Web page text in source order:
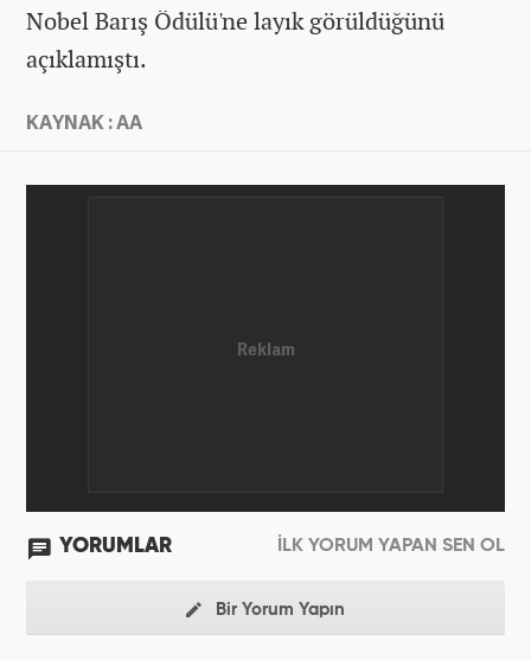
Nobel Barış Ödülü'ne layık görüldüğünü
açıklamıştı.
KAYNAK : AA
YORUMLAR İLK YORUM YAPAN SEN OL
Bir Yorum Yapın